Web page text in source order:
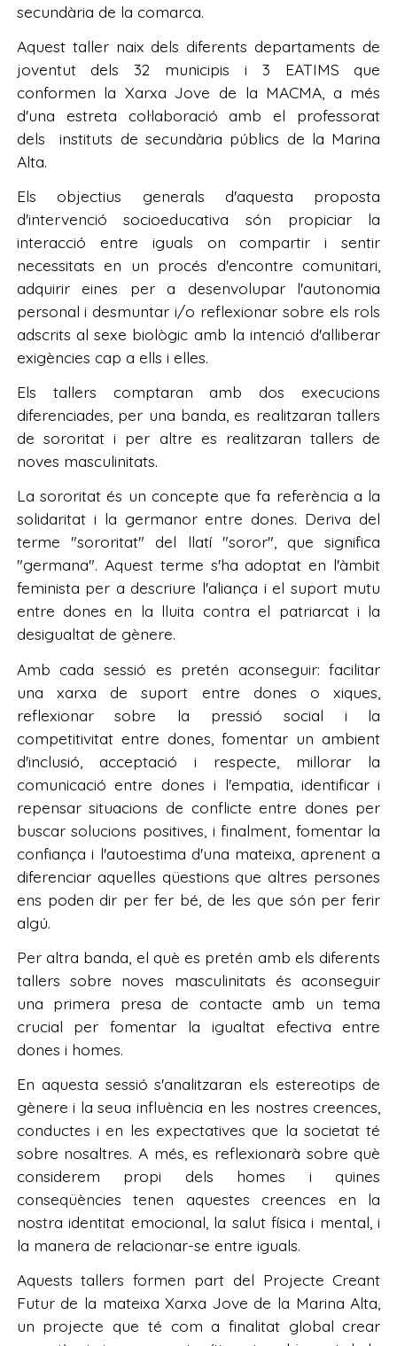
secundària de la comarca.
Aquest taller naix dels diferents departaments de
joventut dels 32 municipis i 3 EATIMS que
conformen la Xarxa Jove de la MACMA, a més
d'una estreta col·laboració amb el professorat
dels instituts de secundària públics de la Marina
Alta.
Els objectius generals d'aquesta proposta
d'intervenció socioeducativa són propiciar la
interacció entre iguals on compartir i sentir
necessitats en un procés d'encontre comunitari,
adquirir eines per a desenvolupar l'autonomia
personal i desmuntar i/o reflexionar sobre els rols
adscrits al sexe biològic amb la intenció d'alliberar
exigències cap a ells i elles.
Els tallers comptaran amb dos execucions
diferenciades, per una banda, es realitzaran tallers
de sororitat i per altre es realitzaran tallers de
noves masculinitats.
La sororitat és un concepte que fa referència a la
solidaritat i la germanor entre dones. Deriva del
terme "sororitat" del llatí "soror", que significa
"germana". Aquest terme s'ha adoptat en l'àmbit
feminista per a descriure l'aliança i el suport mutu
entre dones en la lluita contra el patriarcat i la
desigualtat de gènere.
Amb cada sessió es pretén aconseguir: facilitar
una xarxa de suport entre dones o xiques,
reflexionar sobre la pressió social i la
competitivitat entre dones, fomentar un ambient
d'inclusió, acceptació i respecte, millorar la
comunicació entre dones i l'empatia, identificar i
repensar situacions de conflicte entre dones per
buscar solucions positives, i finalment, fomentar la
confiança i l'autoestima d'una mateixa, aprenent a
diferenciar aquelles qüestions que altres persones
ens poden dir per fer bé, de les que són per ferir
algú.
Per altra banda, el què es pretén amb els diferents
tallers sobre noves masculinitats és aconseguir
una primera presa de contacte amb un tema
crucial per fomentar la igualtat efectiva entre
dones i homes.
En aquesta sessió s'analitzaran els estereotips de
gènere i la seua influència en les nostres creences,
conductes i en les expectatives que la societat té
sobre nosaltres. A més, es reflexionarà sobre què
considerem propi dels homes i quines
conseqüències tenen aquestes creences en la
nostra identitat emocional, la salut física i mental, i
la manera de relacionar-se entre iguals.
Aquests tallers formen part del Projecte Creant
Futur de la mateixa Xarxa Jove de la Marina Alta,
un projecte que té com a finalitat global crear